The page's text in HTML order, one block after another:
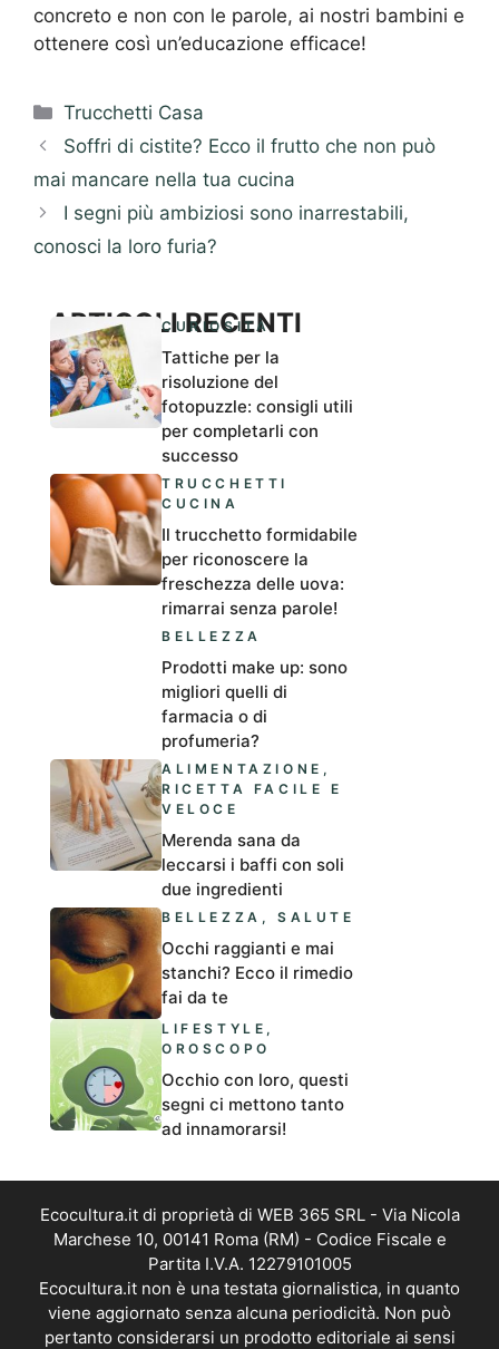
concreto e non con le parole, ai nostri bambini e
ottenere così un’educazione efficace!
Categorie
Trucchetti Casa
Soffri di cistite? Ecco il frutto che non può
mai mancare nella tua cucina
I segni più ambiziosi sono inarrestabili,
conosci la loro furia?
ARTICOLI RECENTI
CURIOSITÀ
Tattiche per la
risoluzione del
fotopuzzle: consigli utili
per completarli con
successo
TRUCCHETTI
CUCINA
Il trucchetto formidabile
per riconoscere la
freschezza delle uova:
rimarrai senza parole!
BELLEZZA
Prodotti make up: sono
migliori quelli di
farmacia o di
profumeria?
ALIMENTAZIONE ,
RICETTA FACILE E
VELOCE
Merenda sana da
leccarsi i baffi con soli
due ingredienti
BELLEZZA ,SALUTE
Occhi raggianti e mai
stanchi? Ecco il rimedio
fai da te
LIFESTYLE ,
OROSCOPO
Occhio con loro, questi
segni ci mettono tanto
ad innamorarsi!
Ecocultura.it di proprietà di WEB 365 SRL - Via Nicola
Marchese 10, 00141 Roma (RM) - Codice Fiscale e
Partita I.V.A. 12279101005
Ecocultura.it non è una testata giornalistica, in quanto
viene aggiornato senza alcuna periodicità. Non può
pertanto considerarsi un prodotto editoriale ai sensi